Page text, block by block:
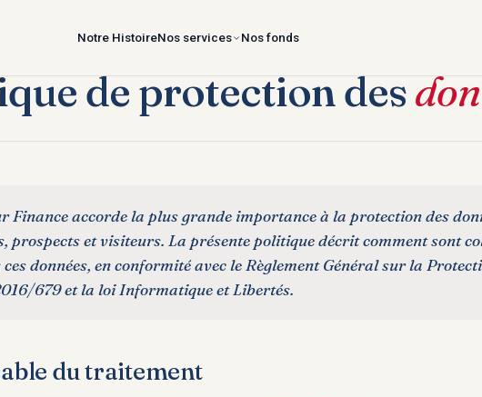
Notre HistoireNos services Nos fonds
de protection des
Finance accorde la plus grande importance à la protection des
prospects et visiteurs. La présente politique décrit comment sont
ces données, en conformité avec le Règlement Général sur la
679 et la loi Informatique et Libertés.
du traitement